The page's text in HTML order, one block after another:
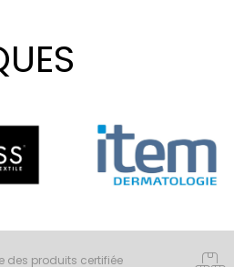
des produits certifiée